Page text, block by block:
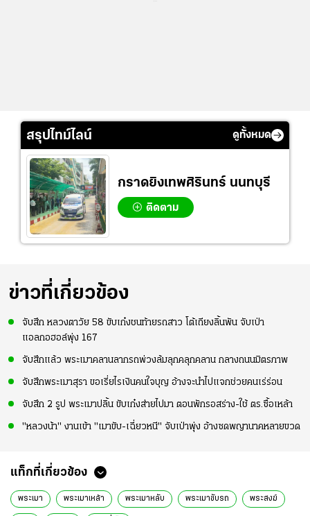
สรุปไทม์ไลน์ ดูทั้งหมด
กราดยิงเทพศิรินทร์ นนทบุรี
ติดตาม
ข่าวที่เกี่ยวข้อง
จับสึก หลวงตาวัย 58 ขับเก๋งชนท้ายรถสาว โต้เถียงลิ้นพัน จับเป่า
แอลกอฮอล์พุ่ง 167
จับสึกแล้ว พระเมาคลานลากรถพ่วงล้มลุกคลุกคลาน กลางถนนมิตรภาพ
จับสึกพระเมาสุรา ขอเรี่ยไรเงินคนใจบุญ อ้างจะนำไปแจกช่วยคนเร่ร่อน
จับสึก 2 รูป พระเมาปลิ้น ขับเก๋งส่ายไปมา ตอนพักรอสร่าง-ใช้ ตร.ซื้อเหล้า
"หลวงน้า" งานเข้า "เมาขับ-เฉี่ยวหนี" จับเป่าพุ่ง อ้างซดพญานาคหลายขวด
แท็กที่เกี่ยวข้อง
พระเมา พระเมาเหล้า พระเมาหลับ พระเมาขับรถ พระสงฆ์